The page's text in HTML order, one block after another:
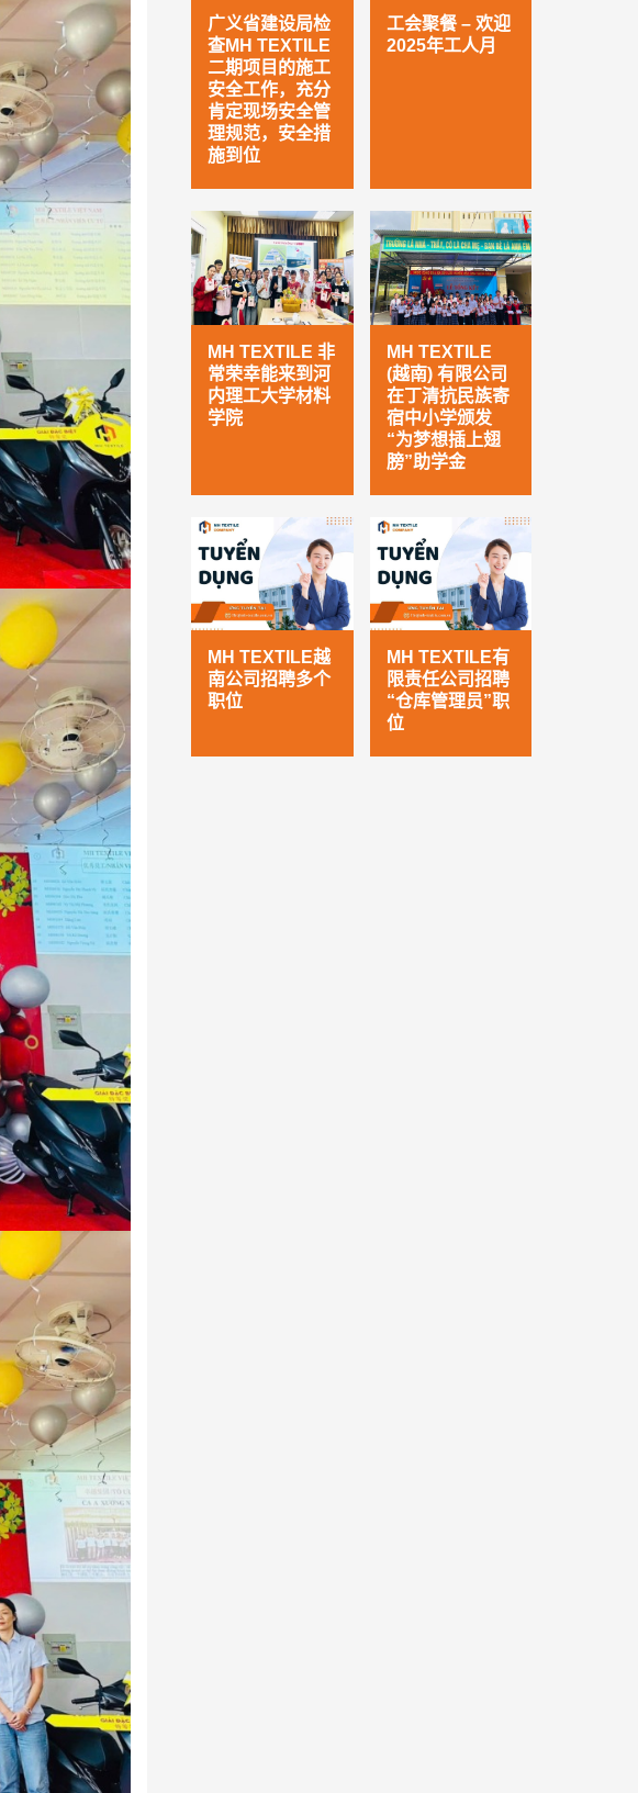
广义省建设局检
查MH TEXTILE
二期项目的施工
安全工作，充分
肯定现场安全管
理规范，安全措
施到位
工会聚餐 – 欢迎
2025年工人月
MH TEXTILE 非
常荣幸能来到河
内理工大学材料
学院
MH TEXTILE
(越南) 有限公司
在丁清抗民族寄
宿中小学颁发
“为梦想插上翅
膀”助学金
MH TEXTILE越
南公司招聘多个
职位
MH TEXTILE有
限责任公司招聘
“仓库管理员”职
位